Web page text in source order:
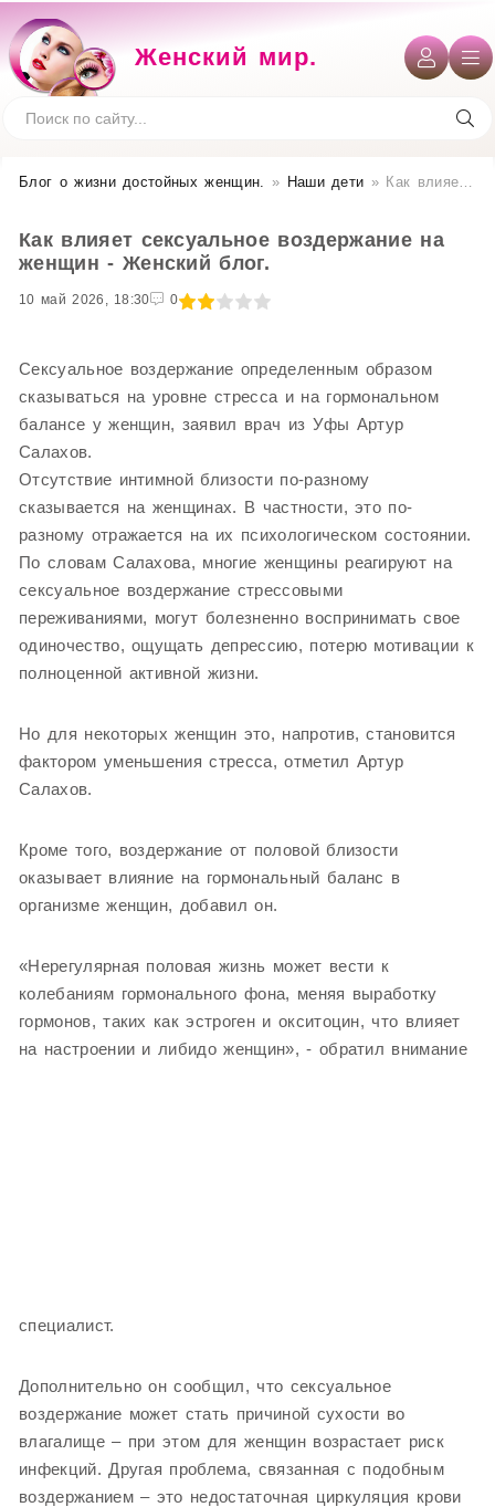
Женский мир.
Блог о жизни достойных женщин​. » Наши дети » Как влияет сексуальное воздержание на женщин - Женский блог.
Как влияет сексуальное воздержание на
женщин - Женский блог.
10 май 2026, 18:30 0
1 2 3 4 5
Сексуальное воздержание определенным образом
сказываться на уровне стресса и на гормональном
балансе у женщин, заявил врач из Уфы Артур
Салахов.
Отсутствие интимной близости по-разному
сказывается на женщинах. В частности, это по-
разному отражается на их психологическом состоянии.
По словам Салахова, многие женщины реагируют на
сексуальное воздержание стрессовыми
переживаниями, могут болезненно воспринимать свое
одиночество, ощущать депрессию, потерю мотивации к
полноценной активной жизни.
Но для некоторых женщин это, напротив, становится
фактором уменьшения стресса, отметил Артур
Салахов.
Кроме того, воздержание от половой близости
оказывает влияние на гормональный баланс в
организме женщин, добавил он.
«Нерегулярная половая жизнь может вести к
колебаниям гормонального фона, меняя выработку
гормонов, таких как эстроген и окситоцин, что влияет
на настроении и либидо женщин», - обратил внимание
специалист.
Дополнительно он сообщил, что сексуальное
воздержание может стать причиной сухости во
влагалище – при этом для женщин возрастает риск
инфекций. Другая проблема, связанная с подобным
воздержанием – это недостаточная циркуляция крови